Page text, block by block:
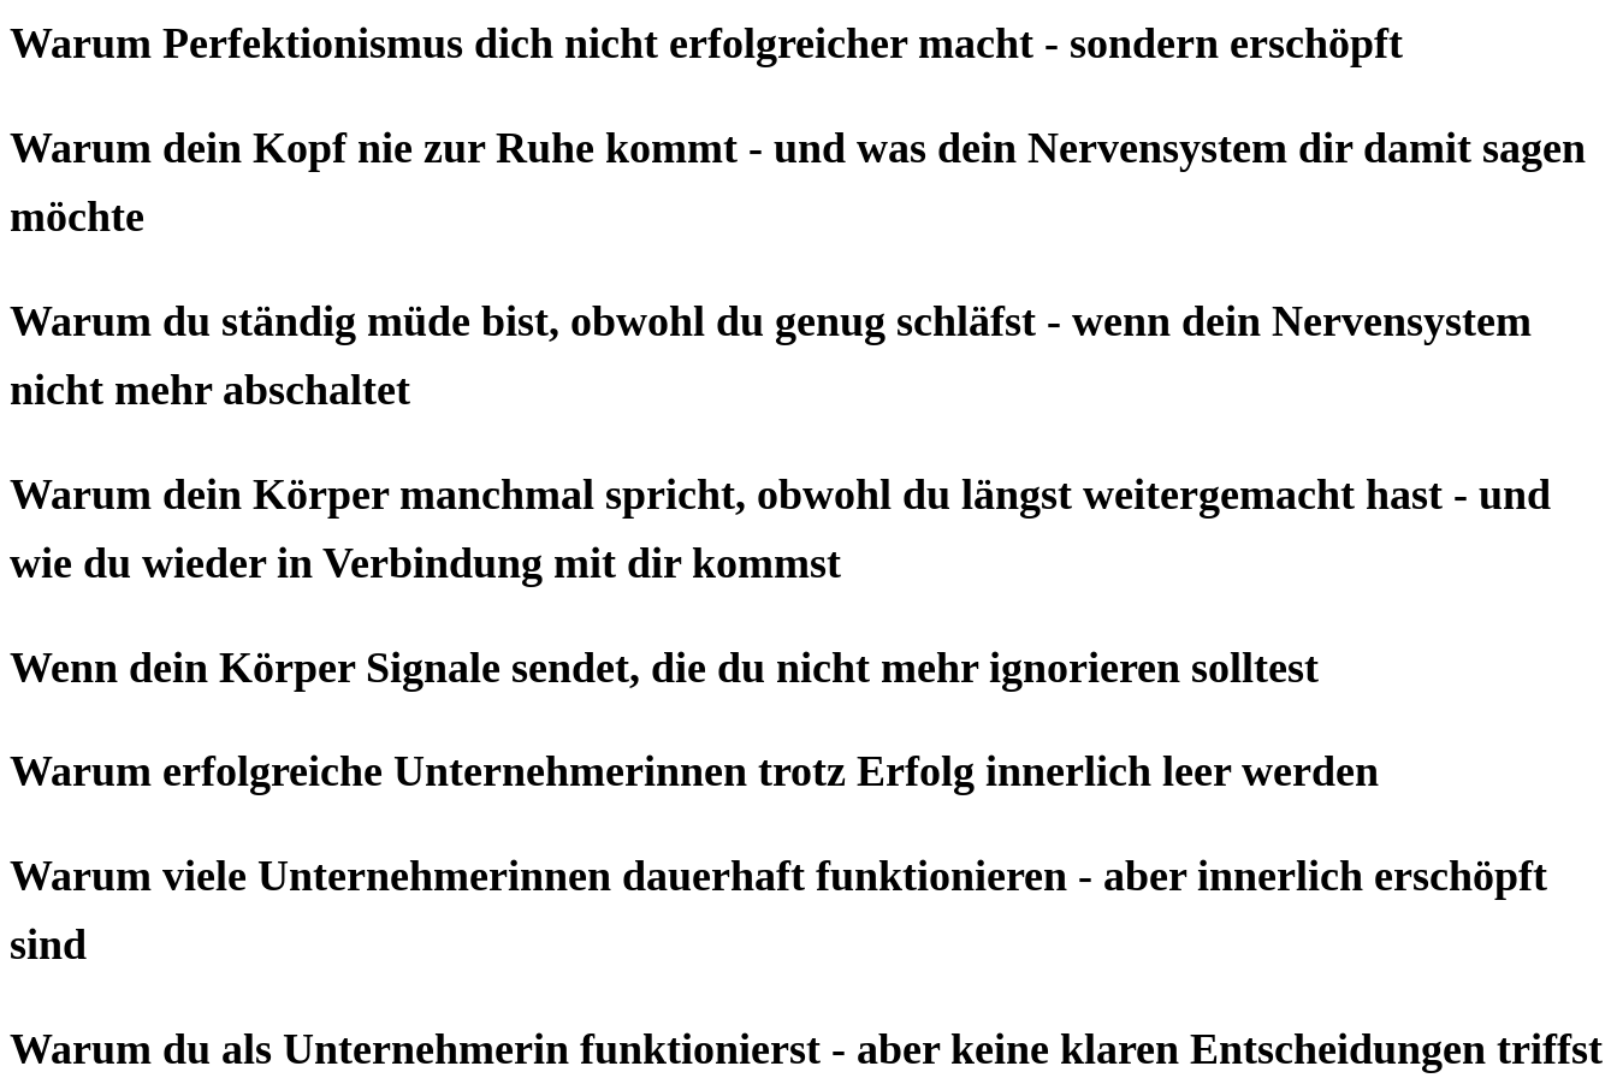
Warum Perfektionismus dich nicht erfolgreicher macht - sondern erschöpft
Warum dein Kopf nie zur Ruhe kommt - und was dein Nervensystem dir damit sagen
möchte
Warum du ständig müde bist, obwohl du genug schläfst - wenn dein Nervensystem
nicht mehr abschaltet
Warum dein Körper manchmal spricht, obwohl du längst weitergemacht hast - und
wie du wieder in Verbindung mit dir kommst
Wenn dein Körper Signale sendet, die du nicht mehr ignorieren solltest
Warum erfolgreiche Unternehmerinnen trotz Erfolg innerlich leer werden
Warum viele Unternehmerinnen dauerhaft funktionieren - aber innerlich erschöpft
sind
Warum du als Unternehmerin funktionierst - aber keine klaren Entscheidungen triffst